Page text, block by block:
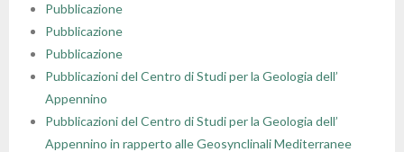
Pubblicazione
Pubblicazione
Pubblicazione
Pubblicazioni del Centro di Studi per la Geologia dell’
Appennino
Pubblicazioni del Centro di Studi per la Geologia dell’
Appennino in rapperto alle Geosynclinali Mediterranee